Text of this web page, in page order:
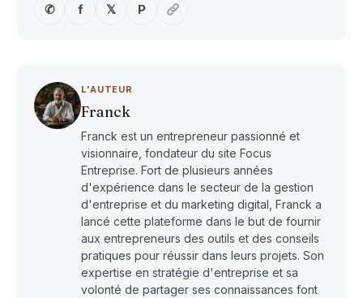
✆
f 𝕏 P
L'AUTEUR
Franck
Franck est un entrepreneur passionné et
visionnaire, fondateur du site Focus
Entreprise. Fort de plusieurs années
d'expérience dans le secteur de la gestion
d'entreprise et du marketing digital, Franck a
lancé cette plateforme dans le but de fournir
aux entrepreneurs des outils et des conseils
pratiques pour réussir dans leurs projets. Son
expertise en stratégie d'entreprise et sa
volonté de partager ses connaissances font